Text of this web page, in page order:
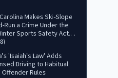
Makes Ski-Slope
Run a Crime Under the
Sports Safety Act
'Isaiah's Law' Adds
Driving to Habitual
Offender Rules